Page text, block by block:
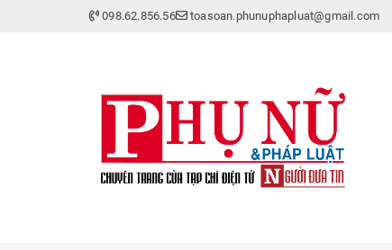
098.62.856.56 toasoan.phunuphapluat@gmail.com